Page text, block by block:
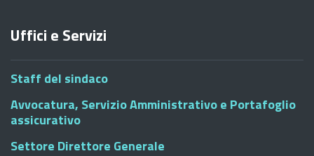
Uffici e Servizi
Staff del sindaco
Avvocatura, Servizio Amministrativo e Portafoglio
assicurativo
Settore Direttore Generale